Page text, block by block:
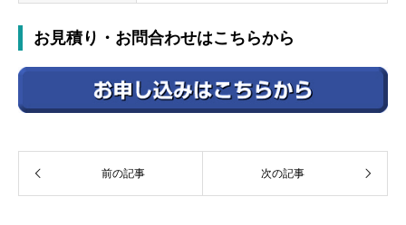
お見積り・お問合わせはこちらから
前の記事 次の記事